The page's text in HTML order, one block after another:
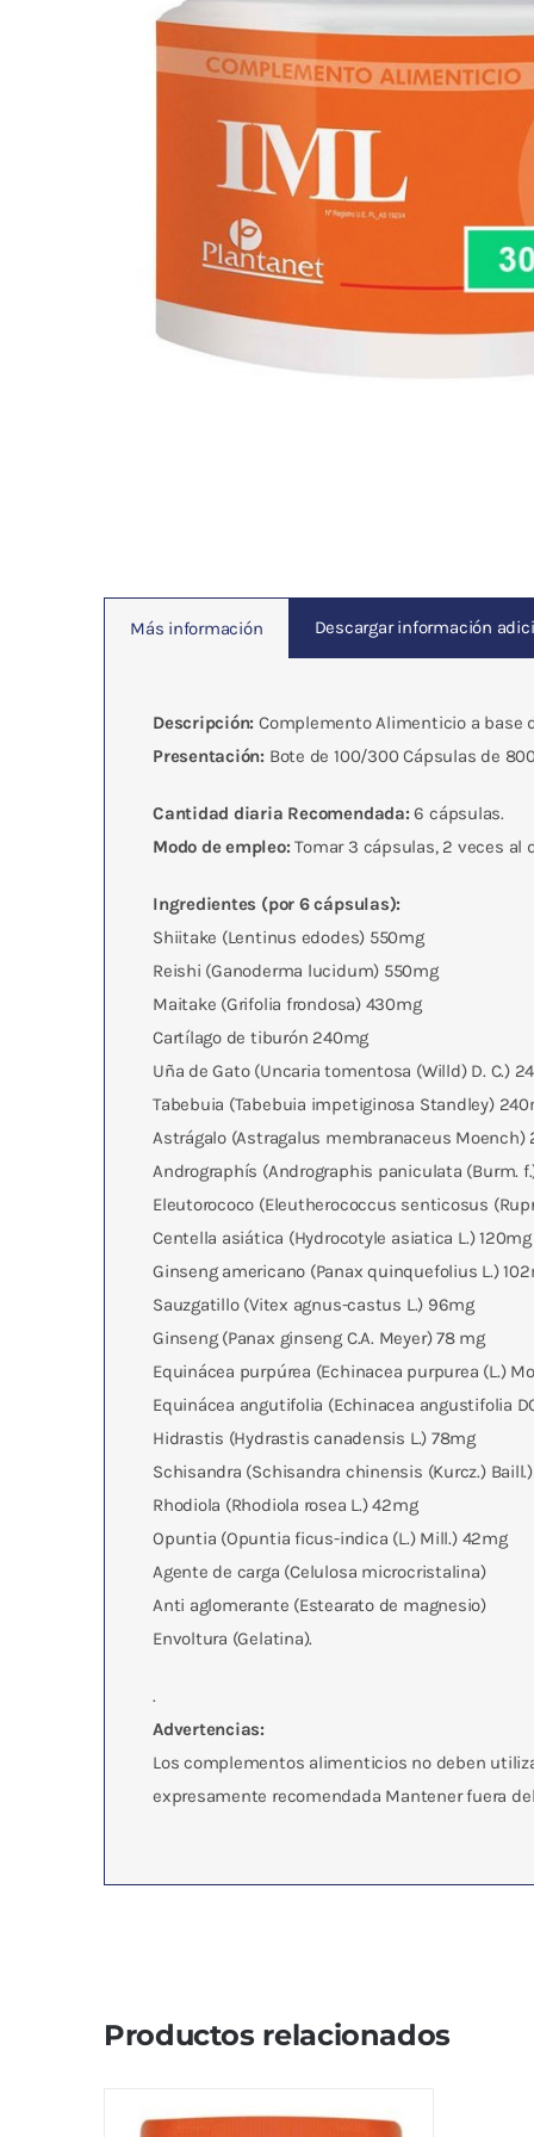
Más información Descargar información
Descripción: Complemento Alimenticio a base
Presentación: Bote de 100/300 Cápsulas de
Cantidad diaria Recomendada: 6 cápsulas.
Modo de empleo: Tomar 3 cápsulas, 2 veces al
Ingredientes (por 6 cápsulas):
Shiitake (Lentinus edodes) 550mg
Reishi (Ganoderma lucidum) 550mg
Maitake (Grifolia frondosa) 430mg
Cartílago de tiburón 240mg
Uña de Gato (Uncaria tomentosa (Willd) D. C.)
Tabebuia (Tabebuia impetiginosa Standley)
Astrágalo (Astragalus membranaceus Moench)
Andrographís (Andrographis paniculata (Burm.
Eleutorococo (Eleutherococcus senticosus
Centella asiática (Hydrocotyle asiatica L.) 120mg
Ginseng americano (Panax quinquefolius L.)
Sauzgatillo (Vitex agnus-castus L.) 96mg
Ginseng (Panax ginseng C.A. Meyer) 78 mg
Equinácea purpúrea (Echinacea purpurea (L.)
Equinácea angutifolia (Echinacea angustifolia
Hidrastis (Hydrastis canadensis L.) 78mg
Schisandra (Schisandra chinensis (Kurcz.)
Rhodiola (Rhodiola rosea L.) 42mg
Opuntia (Opuntia ficus-indica (L.) Mill.) 42mg
Agente de carga (Celulosa microcristalina)
Anti aglomerante (Estearato de magnesio)
Envoltura (Gelatina).
.
Advertencias:
Los complementos alimenticios no deben
expresamente recomendada Mantener fuera
Productos relacionados
Adaptógenos – Medicina